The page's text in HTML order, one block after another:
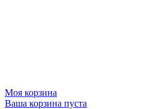
Моя корзина
Ваша корзина пуста